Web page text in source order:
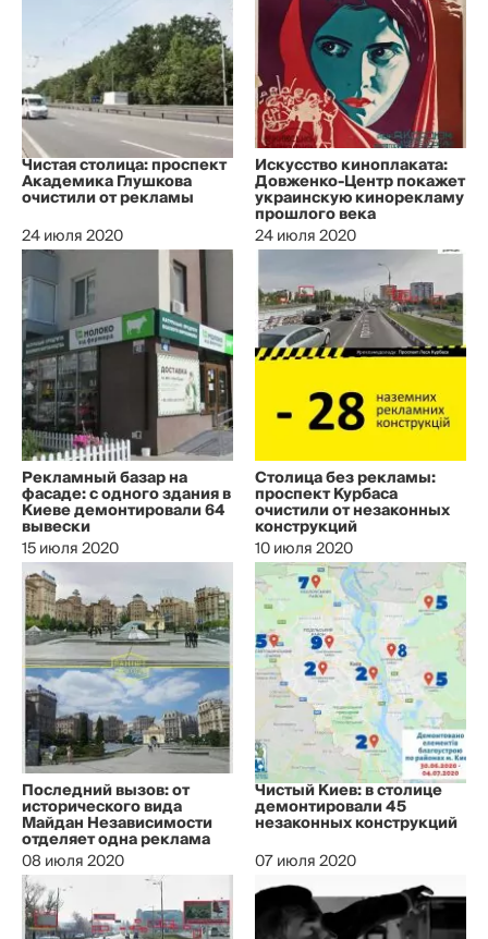
Чистая столица: проспект
Академика Глушкова
очистили от рекламы
24 июля 2020
Искусство киноплаката:
Довженко-Центр покажет
украинскую кинорекламу
прошлого века
24 июля 2020
Рекламный базар на
фасаде: с одного здания в
Киеве демонтировали 64
вывески
15 июля 2020
Столица без рекламы:
проспект Курбаса
очистили от незаконных
конструкций
10 июля 2020
Последний вызов: от
исторического вида
Майдан Независимости
отделяет одна реклама
08 июля 2020
Чистый Киев: в столице
демонтировали 45
незаконных конструкций
07 июля 2020